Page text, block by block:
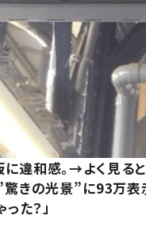
に違和感。→よく見
驚きの光景”に93万表
た？」